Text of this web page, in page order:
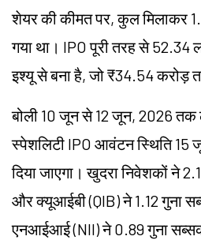
शेयर की कीमत पर, कुल मिलाकर
गया था। IPO पूरी तरह से 52.34
इश्यू से बना है, जो ₹34.54 करोड़
बोली 10 जून से 12 जून, 2026
स्पेशलिटी IPO आवंटन स्थिति
दिया जाएगा। खुदरा निवेशकों ने
और क्यूआईबी (QIB) ने 1.12 गुना
एनआईआई (NII) ने 0.89 गुना